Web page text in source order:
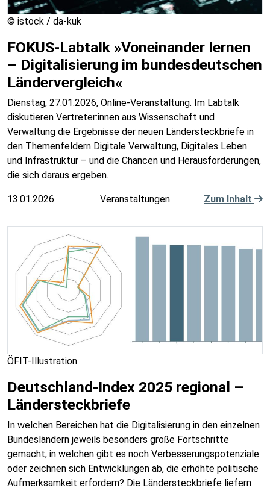
© istock / da-kuk
FOKUS-Labtalk »Voneinander lernen
– Digitalisierung im bundesdeutschen
Ländervergleich«
Dienstag, 27.01.2026, Online-Veranstaltung. Im Labtalk
diskutieren Vertreter:innen aus Wissenschaft und
Verwaltung die Ergebnisse der neuen Ländersteckbriefe in
den Themenfeldern Digitale Verwaltung, Digitales Leben
und Infrastruktur – und die Chancen und Herausforderungen,
die sich daraus ergeben.
13.01.2026 Veranstaltungen Zum Inhalt
ÖFIT-Illustration
Deutschland-Index 2025 regional –
Ländersteckbriefe
In welchen Bereichen hat die Digitalisierung in den einzelnen
Bundesländern jeweils besonders große Fortschritte
gemacht, in welchen gibt es noch Verbesserungspotenziale
oder zeichnen sich Entwicklungen ab, die erhöhte politische
Aufmerksamkeit erfordern? Die Ländersteckbriefe liefern